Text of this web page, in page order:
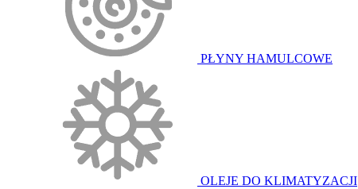
PŁYNY HAMULCOWE
OLEJE DO KLIMATYZACJI